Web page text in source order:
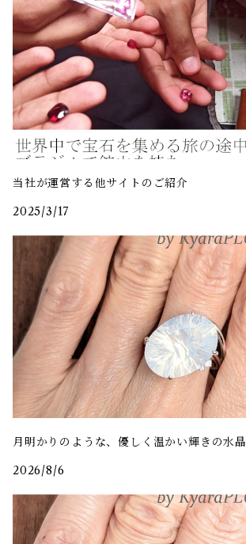
当社が運営する他サイトのご紹介
2025/3/17
月明かりのような、優しく温かい輝きの水晶
2026/8/6